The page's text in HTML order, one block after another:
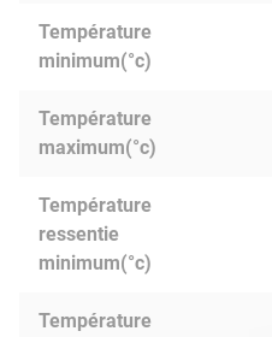
Température
minimum(°c)
Température
maximum(°c)
Température
ressentie
minimum(°c)
Température